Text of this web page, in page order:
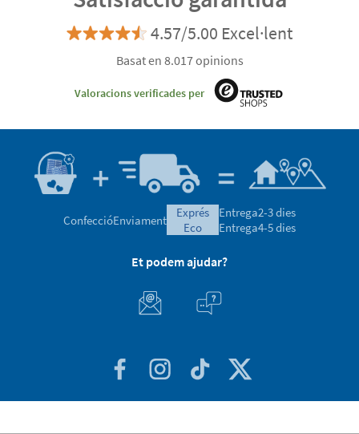
4.57/5.00 Excel·lent
Basat en 8.017 opinions
Valoracions verificades per
ConfeccióEnviament
exprés
eco
Entrega2-3 dies
Entrega4-5 dies
Et podem ajudar?